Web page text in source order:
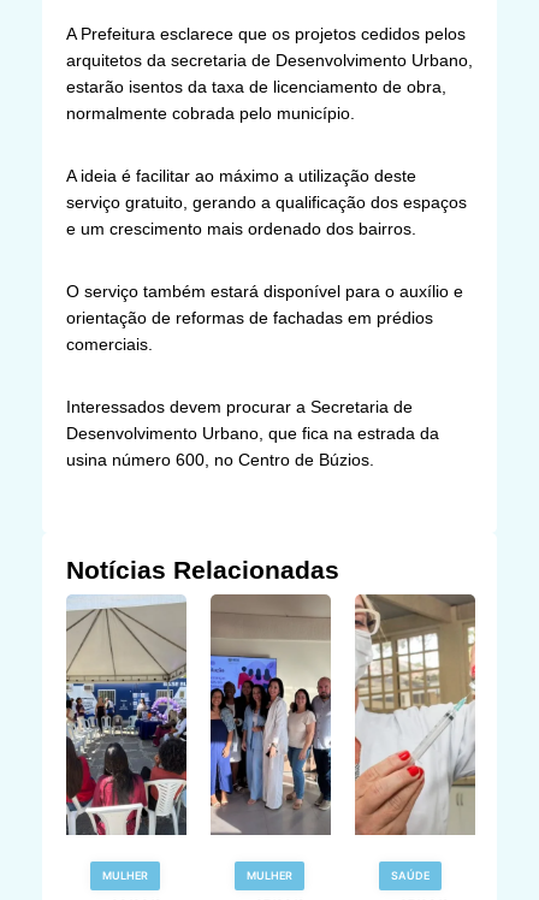
A Prefeitura esclarece que os projetos cedidos pelos
arquitetos da secretaria de Desenvolvimento Urbano,
estarão isentos da taxa de licenciamento de obra,
normalmente cobrada pelo município.
A ideia é facilitar ao máximo a utilização deste
serviço gratuito, gerando a qualificação dos espaços
e um crescimento mais ordenado dos bairros.
O serviço também estará disponível para o auxílio e
orientação de reformas de fachadas em prédios
comerciais.
Interessados devem procurar a Secretaria de
Desenvolvimento Urbano, que fica na estrada da
usina número 600, no Centro de Búzios.
Notícias Relacionadas
MULHER MULHER SAÚDE